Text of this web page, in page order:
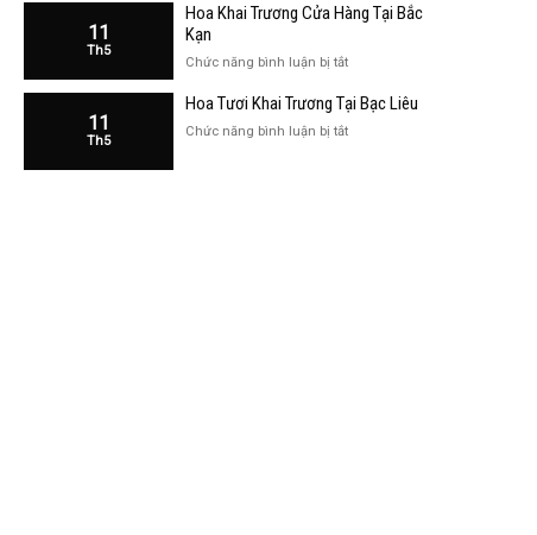
Kạn
Khai
Hàng
Bạc
Liêu
11
Th5
Hoa Khai Trương Cửa Hàng Tại Bắc
Kạn
Chức năng bình luận bị tắtở
Khai
11
Th5
Hoa Tươi Khai Trương Tại Bạc Liêu
Chức năng bình luận bị tắtở